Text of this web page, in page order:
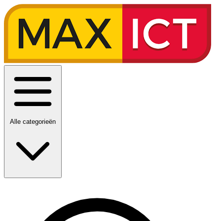
Alle categorieën